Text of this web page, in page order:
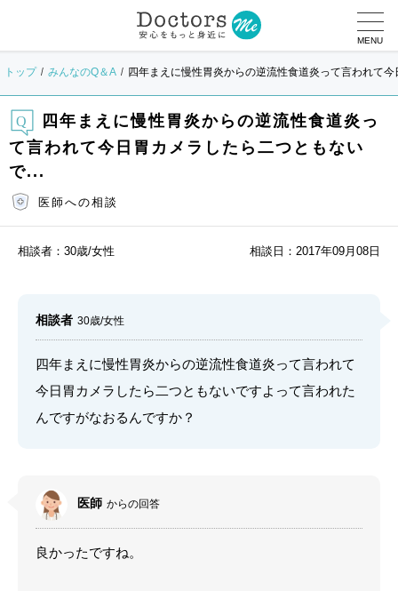
MENU
トップ みんなのQ＆A 四年まえに慢性胃炎からの逆流性食道炎って言われて
四年まえに慢性胃炎からの逆流性食道炎っ
て言われて今日胃カメラしたら二つともない
で...
医師への相談
相談者： 30歳/女性 相談日： 2017年09月08日
相談者 30歳/女性
四年まえに慢性胃炎からの逆流性食道炎って言われて
今日胃カメラしたら二つともないですよって言われた
んですがなおるんですか？
医師 からの回答
良かったですね。